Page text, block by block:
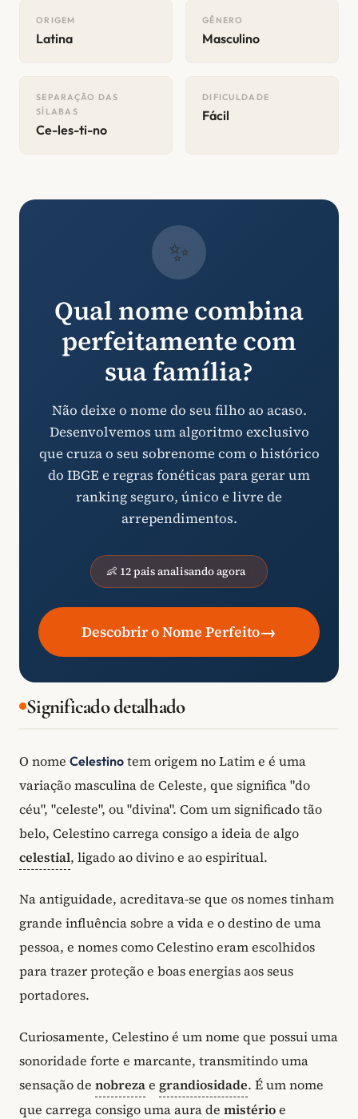
ORIGEM
Latina
GÊNERO
Masculino
SEPARAÇÃO DAS
SÍLABAS
Ce-les-ti-no
DIFICULDADE
Fácil
✨
Qual nome combina
perfeitamente com
sua família?
Não deixe o nome do seu filho ao acaso.
Desenvolvemos um algoritmo exclusivo
que cruza o seu sobrenome com o histórico
do IBGE e regras fonéticas para gerar um
ranking seguro, único e livre de
arrependimentos.
👶 12 pais analisando agora
Descobrir o Nome Perfeito→
Significado detalhado
O nome Celestino tem origem no Latim e é uma
variação masculina de Celeste, que significa "do
céu", "celeste", ou "divina". Com um significado tão
belo, Celestino carrega consigo a ideia de algo
celestial, ligado ao divino e ao espiritual.
Na antiguidade, acreditava-se que os nomes tinham
grande influência sobre a vida e o destino de uma
pessoa, e nomes como Celestino eram escolhidos
para trazer proteção e boas energias aos seus
portadores.
Curiosamente, Celestino é um nome que possui uma
sonoridade forte e marcante, transmitindo uma
sensação de nobrezae grandiosidade. É um nome
que carrega consigo uma aura de mistérioe